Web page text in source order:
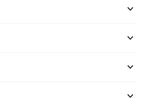
keyboard_arrow_down
keyboard_arrow_down
keyboard_arrow_down
keyboard_arrow_down